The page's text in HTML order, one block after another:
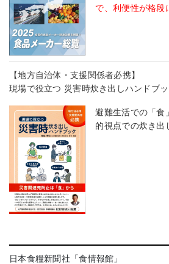
で、利便性が格段
【地方自治体・支援関係者必携】
現場で役立つ 災害時炊き出しハンドブッ
避難生活での「食
的視点での炊き出
日本食糧新聞社「食情報館」